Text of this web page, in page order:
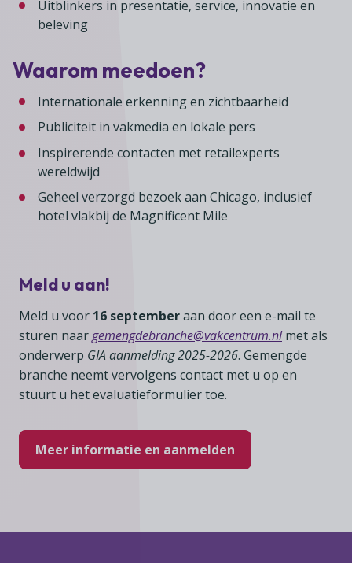
Uitblinkers in presentatie, service, innovatie en
beleving
Waarom meedoen?
Internationale erkenning en zichtbaarheid
Publiciteit in vakmedia en lokale pers
Inspirerende contacten met retailexperts
wereldwijd
Geheel verzorgd bezoek aan Chicago, inclusief
hotel vlakbij de Magnificent Mile
Meld u aan!
Meld u voor 16 septemberaan door een e-mail te
sturen naargemengdebranche@vakcentrum.nl met als
onderwerp GIA aanmelding 2025-2026. Gemengde
branche neemt vervolgens contact met u op en
stuurt u het evaluatieformulier toe.
Meer informatie en aanmelden